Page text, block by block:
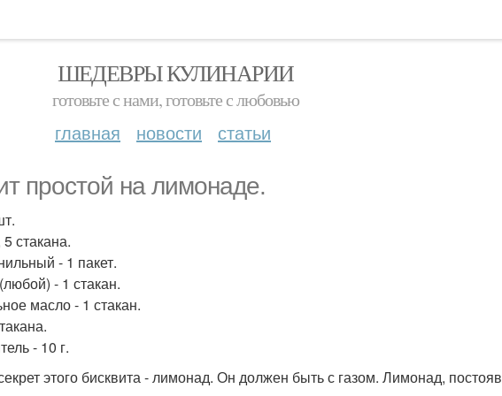
ШЕДЕВРЫ КУЛИНАРИИ
готовьте с нами, готовьте с любовью
главная новости статьи
простой на лимонаде.
стакана.
- 1 пакет.
- 1 стакан.
масло - 1 стакан.
- 10 г.
этого бисквита - лимонад. Он должен быть с газом. Лимонад,